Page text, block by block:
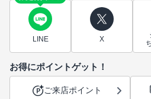
LINE X
お得にポイントゲット！
ご来店ポイント